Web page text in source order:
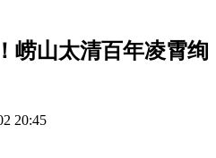
崂山太清百年凌霄绚
20:45